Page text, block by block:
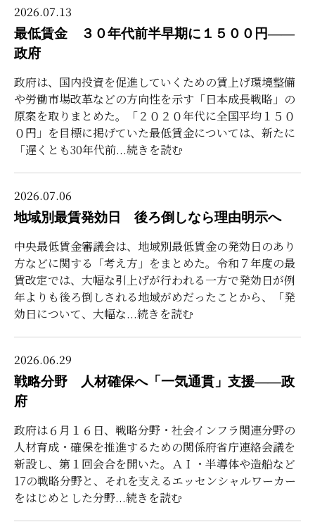
2026.07.13
最低賃金 ３０年代前半早期に１５００円――
政府
政府は、国内投資を促進していくための賃上げ環境整備
や労働市場改革などの方向性を示す「日本成長戦略」の
原案を取りまとめた。「２０２０年代に全国平均１５０
０円」を目標に掲げていた最低賃金については、新たに
「遅くとも30年代前...続きを読む
2026.07.06
地域別最賃発効日 後ろ倒しなら理由明示へ
中央最低賃金審議会は、地域別最低賃金の発効日のあり
方などに関する「考え方」をまとめた。令和７年度の最
賃改定では、大幅な引上げが行われる一方で発効日が例
年よりも後ろ倒しされる地域がめだったことから、「発
効日について、大幅な...続きを読む
2026.06.29
戦略分野 人材確保へ「一気通貫」支援――政
府
政府は６月１６日、戦略分野・社会インフラ関連分野の
人材育成・確保を推進するための関係府省庁連絡会議を
新設し、第１回会合を開いた。ＡＩ・半導体や造船など
17の戦略分野と、それを支えるエッセンシャルワーカー
をはじめとした分野...続きを読む